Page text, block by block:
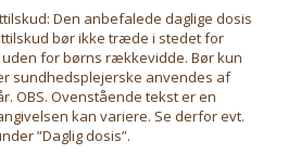
Den anbefalede daglige dosis
bør ikke træde i stedet for
for børns rækkevidde. Bør kun
sundhedsplejerske anvendes af
OBS. Ovenstående tekst er en
kan variere. Se derfor evt.
”Daglig dosis”.